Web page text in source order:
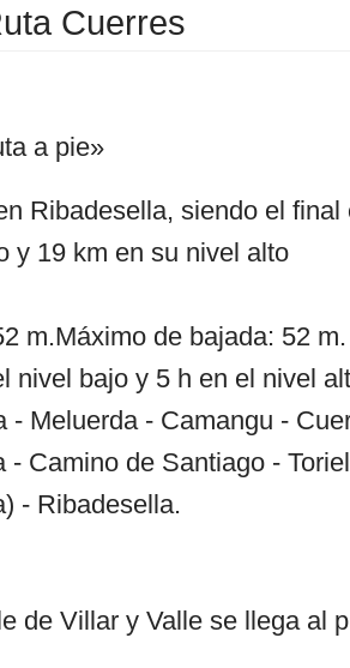
Cuerres
a pie»
Ribadesella, siendo el final
y 19 km en su nivel alto
m.Máximo de bajada: 52 m.
nivel bajo y 5 h en el nivel
- Meluerda - Camangu -
Camino de Santiago -
- Ribadesella.
de Villar y Valle se llega al